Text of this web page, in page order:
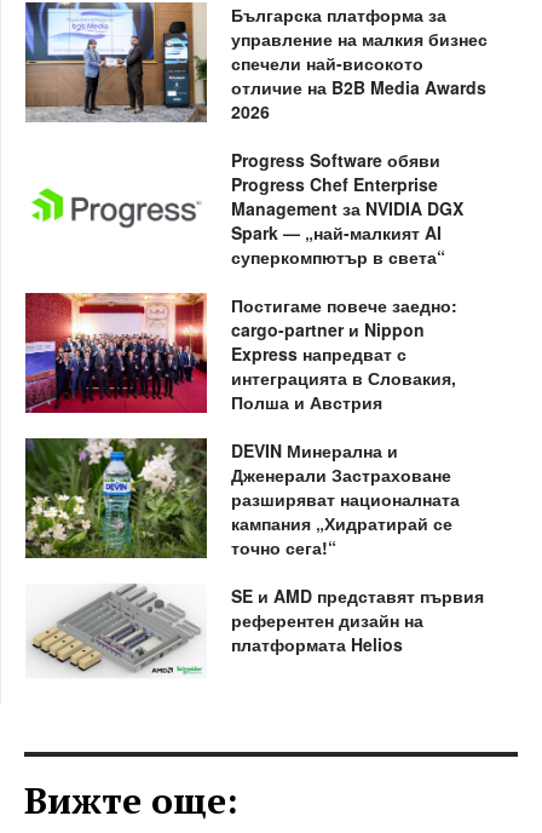
Българска платформа за
управление на малкия бизнес
спечели най-високото
отличие на B2B Media Awards
2026
Progress Software обяви
Progress Chef Enterprise
Management за NVIDIA DGX
Spark — „най-малкият AI
суперкомпютър в света“
Постигаме повече заедно:
cargo-partner и Nippon
Express напредват с
интеграцията в Словакия,
Полша и Австрия
DEVIN Минерална и
Дженерали Застраховане
разширяват националната
кампания „Хидратирай се
точно сега!“
SE и AMD представят първия
референтен дизайн на
платформата Helios
Вижте още: